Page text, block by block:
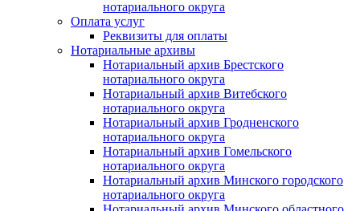
нотариального округа
Оплата услуг
Реквизиты для оплаты
Нотариальные архивы
Нотариальный архив Брестского
нотариального округа
Нотариальный архив Витебского
нотариального округа
Нотариальный архив Гродненского
нотариального округа
Нотариальный архив Гомельского
нотариального округа
Нотариальный архив Минского городского
нотариального округа